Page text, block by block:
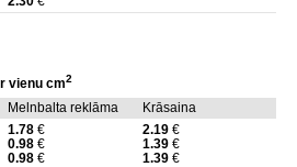
vienu cm2
Melnbalta reklāma
Krāsaina
1.78€ 2.19€
0.98€ 1.39€
0.98€ 1.39€